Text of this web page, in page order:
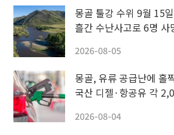
몽골 툴강 수위 9월 15
흘간 수난사고로 6명 사
2026-08-05
몽골, 유류 공급난에 홀
국산 디젤·항공유 각
2026-08-04